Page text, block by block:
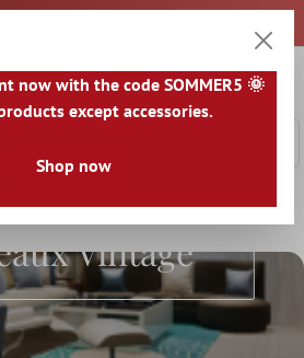
Panier
carrelage Carrelage selon l'optique
Vintage
now with the code SOMMER5 🌞
except accessories.
Shop now